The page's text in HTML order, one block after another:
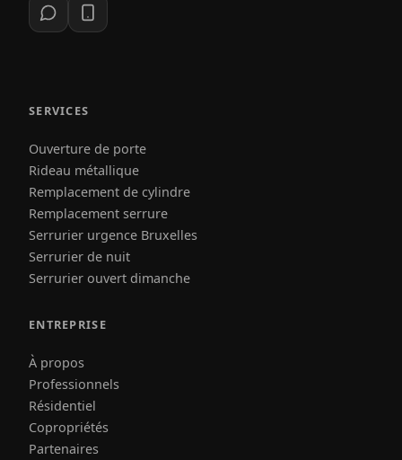
SERVICES
Ouverture de porte
Rideau métallique
Remplacement de cylindre
Remplacement serrure
Serrurier urgence Bruxelles
Serrurier de nuit
Serrurier ouvert dimanche
ENTREPRISE
À propos
Professionnels
Résidentiel
Copropriétés
Partenaires